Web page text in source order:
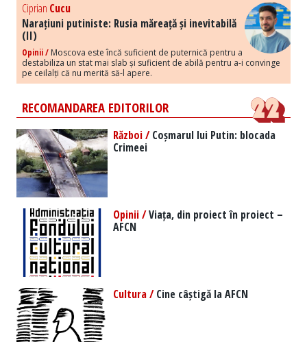
Ciprian Cucu
Narațiuni putiniste: Rusia măreață și inevitabilă
(II)
Opinii / Moscova este încă suficient de puternică pentru a
destabiliza un stat mai slab și suficient de abilă pentru a-i convinge
pe ceilalți că nu merită să-l apere.
RECOMANDAREA EDITORILOR
Război /Coșmarul lui Putin: blocada
Crimeei
Opinii /Viața, din proiect în proiect –
AFCN
Cultura /Cine câștigă la AFCN